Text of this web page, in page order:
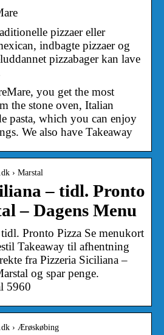
pizzaer eller
indbagte pizzaer og
pizzabager kan lave
you get the most
the stone oven, Italian
pasta, which you can enjoy
We also have Takeaway
› Marstal
– tidl. Pronto
– Dagens Menu
Pronto Pizza Se menukort
Takeaway til afhentning
fra Pizzeria Siciliana –
og spar penge.
5960
› Ærøskøbing